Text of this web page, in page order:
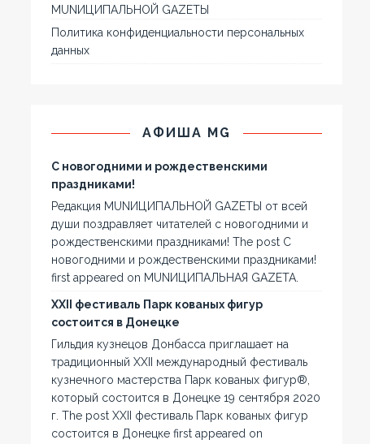
MUNИЦИПАЛЬНОЙ GAZЕТЫ
Политика конфиденциальности персональных
данных
АФИША MG
С новогодними и рождественскими
праздниками!
Редакция MUNИЦИПАЛЬНОЙ GAZЕТЫ от всей
души поздравляет читателей с новогодними и
рождественскими праздниками! The post С
новогодними и рождественскими праздниками!
first appeared on MUNИЦИПАЛЬНАЯ GAZЕТА.
XXII фестиваль Парк кованых фигур
состоится в Донецке
Гильдия кузнецов Донбасса приглашает на
традиционный XXII международный фестиваль
кузнечного мастерства Парк кованых фигур®,
который состоится в Донецке 19 сентября 2020
г. The post XXII фестиваль Парк кованых фигур
состоится в Донецке first appeared on